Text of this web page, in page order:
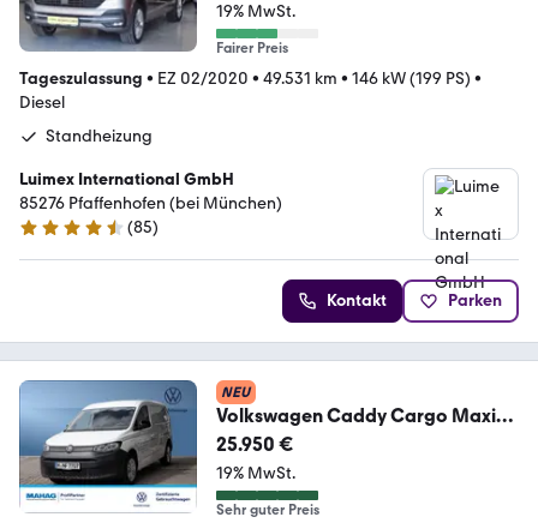
19% MwSt.
Fairer Preis
Tageszulassung • EZ 02/2020 • 49.531 km • 146 kW (199 PS) •
Diesel
Standheizung
Luimex International GmbH
85276 Pfaffenhofen (bei München)
4.7 Sterne
(85)
Kontakt Parken
NEU
Volkswagen Caddy Cargo Maxi
2,0l TDI 75 kW 6-Gang-Schaltget
25.950 €
19% MwSt.
Sehr guter Preis